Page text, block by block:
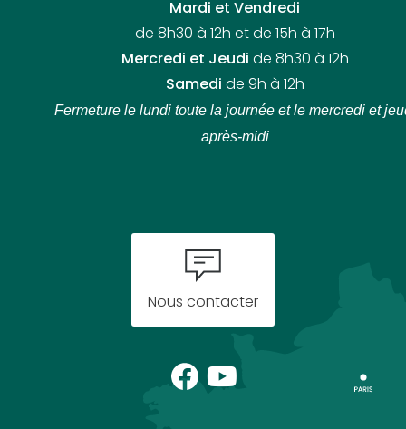
Mardi et Vendredi
de 8h30 à 12h et de 15h à 17h
Mercredi et Jeudi de 8h30 à 12h
Samedi de 9h à 12h
Fermeture le lundi toute la journée et le mercredi et
après-midi
Nous contacter